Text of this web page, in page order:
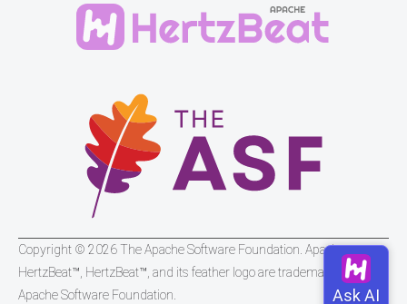
Copyright © 2026 The Apache Software Foundation. Apache
HertzBeat™, HertzBeat™, and its feather logo are trademarks of The
Apache Software Foundation.